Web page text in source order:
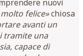
nuovi
felice»chiosa
avanti un
tramite una
capace di